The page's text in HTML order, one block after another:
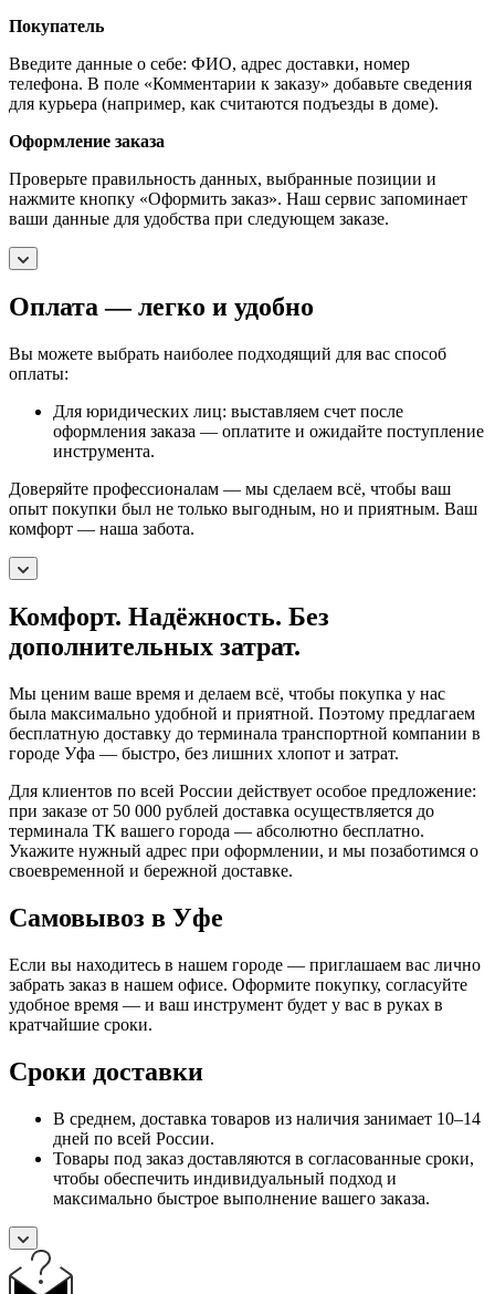
Покупатель
Введите данные о себе: ФИО, адрес доставки, номер
телефона. В поле «Комментарии к заказу» добавьте сведения
для курьера (например, как считаются подъезды в доме).
Оформление заказа
Проверьте правильность данных, выбранные позиции и
нажмите кнопку «Оформить заказ». Наш сервис запоминает
ваши данные для удобства при следующем заказе.
Оплата — легко и удобно
Вы можете выбрать наиболее подходящий для вас способ
оплаты:
Для юридических лиц: выставляем счет после
оформления заказа — оплатите и ожидайте поступление
инструмента.
Доверяйте профессионалам — мы сделаем всё, чтобы ваш
опыт покупки был не только выгодным, но и приятным. Ваш
комфорт — наша забота.
Комфорт. Надёжность. Без
дополнительных затрат.
Мы ценим ваше время и делаем всё, чтобы покупка у нас
была максимально удобной и приятной. Поэтому предлагаем
бесплатную доставку до терминала транспортной компании в
городе Уфа — быстро, без лишних хлопот и затрат.
Для клиентов по всей России действует особое предложение:
при заказе от 50 000 рублей доставка осуществляется до
терминала ТК вашего города — абсолютно бесплатно.
Укажите нужный адрес при оформлении, и мы позаботимся о
своевременной и бережной доставке.
Самовывоз в Уфе
Если вы находитесь в нашем городе — приглашаем вас лично
забрать заказ в нашем офисе. Оформите покупку, согласуйте
удобное время — и ваш инструмент будет у вас в руках в
кратчайшие сроки.
Сроки доставки
В среднем, доставка товаров из наличия занимает 10–14
дней по всей России.
Товары под заказ доставляются в согласованные сроки,
чтобы обеспечить индивидуальный подход и
максимально быстрое выполнение вашего заказа.